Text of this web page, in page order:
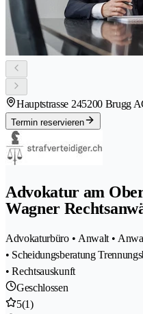
Hauptstrasse 245200 Brugg
Termin reservieren
Advokatur am
Wagner
Advokaturbüro • Anwalt •
• Scheidungsberatung
• Rechtsauskunft
Geschlossen
5(1)